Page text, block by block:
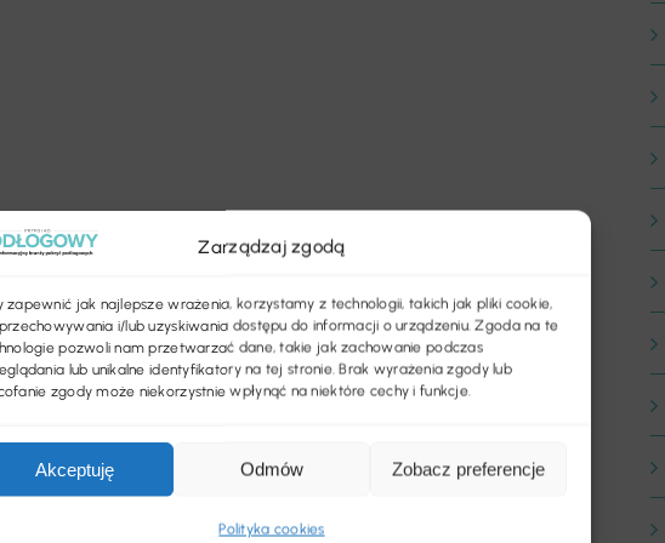
Zarządzaj zgodą
zapewnić jak najlepsze wrażenia, korzystamy z technologii, takich jak pliki cookie,
i/lub uzyskiwania dostępu do informacji o urządzeniu. Zgoda na te
pozwoli nam przetwarzać dane, takie jak zachowanie podczas
lub unikalne identyfikatory na tej stronie. Brak wyrażenia zgody lub
zgody może niekorzystnie wpłynąć na niektóre cechy i funkcje.
Akceptuję Odmów Zobacz preferencje
Polityka cookies